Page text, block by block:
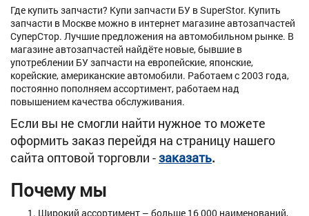
Где купить запчасти? Купи запчасти БУ в SuperStor. Купить
запчасти в Москве можно в интернет магазине автозапчастей
СуперСтор. Лучшие предложения на автомобильном рынке. В
магазине автозапчастей найдёте новые, бывшие в
употреблении БУ запчасти на европейские, японские,
корейские, американские автомобили. Работаем с 2003 года,
постоянно пополняем ассортимент, работаем над
повышением качества обслуживания.
Если вы не смогли найти нужное то можете
оформить заказ перейдя на страницу нашего
сайта оптовой торговли -заказать.
Почему мы
Широкий ассортимент – больше 16 000 наименований,